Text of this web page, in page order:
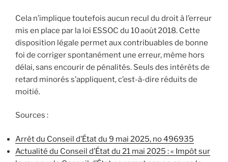
Cela n’implique toutefois aucun recul du droit à l’erreur
mis en place par la loi ESSOC du 10 août 2018. Cette
disposition légale permet aux contribuables de bonne
foi de corriger spontanément une erreur, même hors
délai, sans encourir de pénalités. Seuls des intérêts de
retard minorés s’appliquent, c’est-à-dire réduits de
moitié.
Sources :
Arrêt du Conseil d’État du 9 mai 2025, no 496935
Actualité du Conseil d’État du 21 mai 2025 : « Impôt sur